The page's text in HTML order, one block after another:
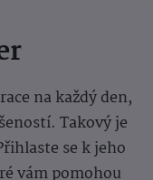
na každý den,
Takový je
se k jeho
vám pomohou